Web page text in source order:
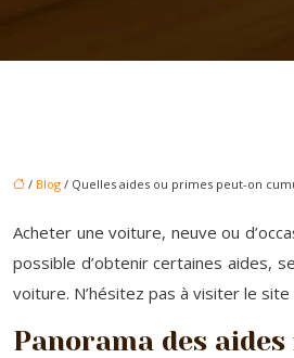
/ Blog / Quelles aides ou primes peut-on
Acheter une voiture, neuve ou
possible d’obtenir certaines aides,
voiture. N’hésitez pas à visiter le
Panorama des